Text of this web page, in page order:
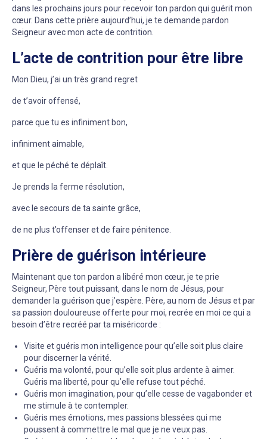
dans les prochains jours pour recevoir ton pardon qui guérit mon
cœur. Dans cette prière aujourd’hui, je te demande pardon
Seigneur avec mon acte de contrition.
L’acte de contrition pour être libre
Mon Dieu, j’ai un très grand regret
de t’avoir offensé,
parce que tu es infiniment bon,
infiniment aimable,
et que le péché te déplaît.
Je prends la ferme résolution,
avec le secours de ta sainte grâce,
de ne plus t’offenser et de faire pénitence.
Prière de guérison intérieure
Maintenant que ton pardon a libéré mon cœur, je te prie
Seigneur, Père tout puissant, dans le nom de Jésus, pour
demander la guérison que j’espère. Père, au nom de Jésus et par
sa passion douloureuse offerte pour moi, recrée en moi ce qui a
besoin d’être recréé par ta miséricorde :
Visite et guéris mon intelligence pour qu’elle soit plus claire
pour discerner la vérité.
Guéris ma volonté, pour qu’elle soit plus ardente à aimer.
Guéris ma liberté, pour qu’elle refuse tout péché.
Guéris mon imagination, pour qu’elle cesse de vagabonder et
me stimule à te contempler.
Guéris mes émotions, mes passions blessées qui me
poussent à commettre le mal que je ne veux pas.